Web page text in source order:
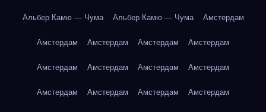
Альбер Камю — Чума Альбер Камю — Чума Амстердам
Амстердам Амстердам Амстердам Амстердам
Амстердам Амстердам Амстердам Амстердам
Амстердам Амстердам Амстердам Амстердам